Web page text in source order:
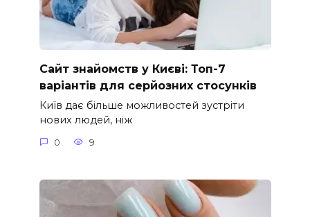
Сайт знайомств у Києві: Топ-7
варіантів для серйозних стосунків
Київ дає більше можливостей зустріти
нових людей, ніж
0 9